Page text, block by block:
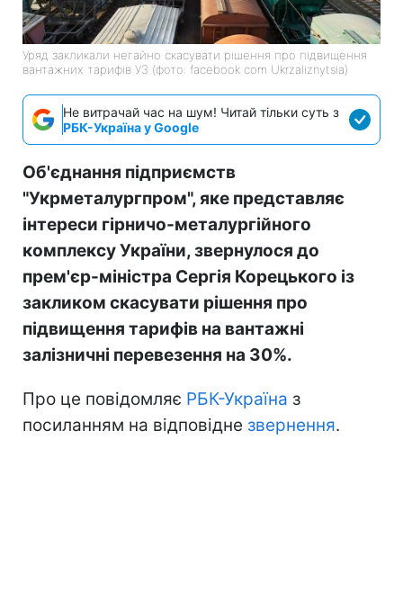
Уряд закликали негайно скасувати рішення про підвищення
вантажних тарифів УЗ (фото: facebook com Ukrzaliznytsia)
Не витрачай час на шум! Читай тільки суть з
РБК-Україна у Google
Об'єднання підприємств
"Укрметалургпром", яке представляє
інтереси гірничо-металургійного
комплексу України, звернулося до
прем'єр-міністра Сергія Корецького із
закликом скасувати рішення про
підвищення тарифів на вантажні
залізничні перевезення на 30%.
Про це повідомляє РБК-Україна з
посиланням на відповідне звернення.